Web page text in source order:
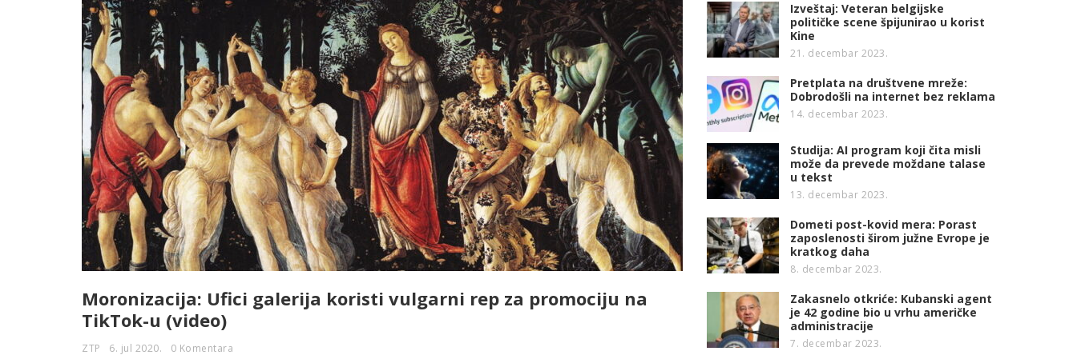
Moronizacija: Ufici galerija koristi vulgarni rep za promociju na
TikTok-u (video)
ZTP 6. jul 2020. 0 Komentara
Izveštaj: Veteran belgijske
političke scene špijunirao u korist
Kine
21. decembar 2023.
Pretplata na društvene mreže:
Dobrodošli na internet bez reklama
14. decembar 2023.
Studija: AI program koji čita misli
može da prevede moždane talase
u tekst
13. decembar 2023.
Dometi post-kovid mera: Porast
zaposlenosti širom južne Evrope je
kratkog daha
8. decembar 2023.
Zakasnelo otkriće: Kubanski agent
je 42 godine bio u vrhu američke
administracije
7. decembar 2023.